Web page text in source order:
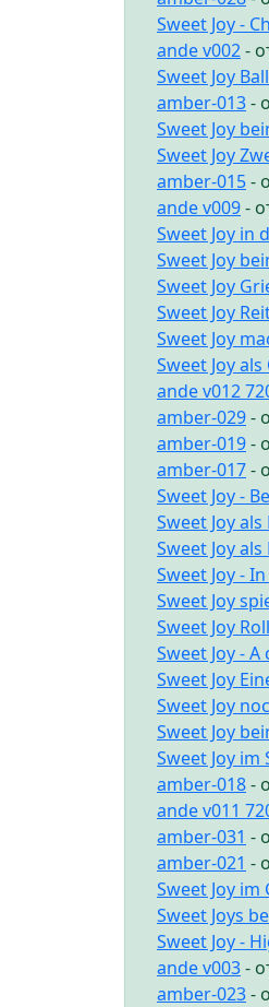
Sweet Joy -
ande v002-
Sweet Joy
amber-013-
Sweet Joy
Sweet Joy
amber-015-
ande v009-
Sweet Joy in
Sweet Joy
Sweet Joy
Sweet Joy
Sweet Joy
Sweet Joy
ande v012
amber-029-
amber-019-
amber-017-
Sweet Joy -
Sweet Joy
Sweet Joy
Sweet Joy -
Sweet Joy
Sweet Joy
Sweet Joy - A
Sweet Joy
Sweet Joy
Sweet Joy
Sweet Joy im
amber-018-
ande v011
amber-031 -
amber-021 -
Sweet Joy im
Sweet Joys
Sweet Joy -
ande v003-
amber-023-